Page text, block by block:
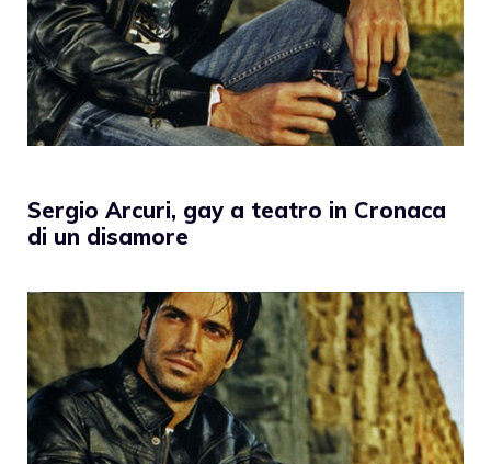
Sergio Arcuri, gay a teatro in Cronaca
di un disamore